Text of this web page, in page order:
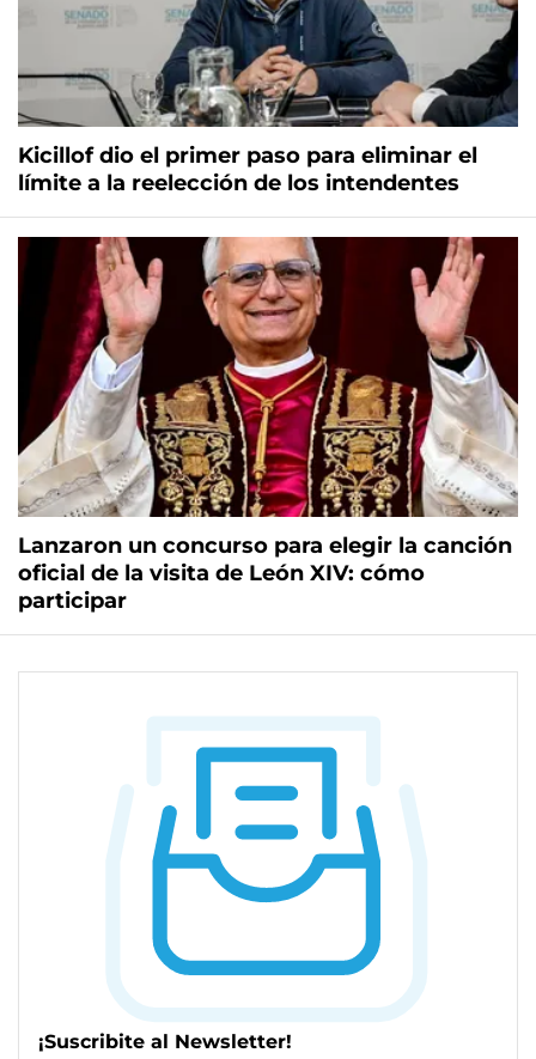
Kicillof dio el primer paso para eliminar el
límite a la reelección de los intendentes
Lanzaron un concurso para elegir la canción
oficial de la visita de León XIV: cómo
participar
¡Suscribite al Newsletter!